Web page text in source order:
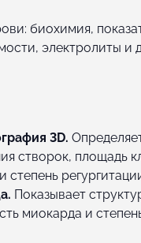
биохимия,
электролиты и
3D.
створок, площадь
степень
Показывает
миокарда и